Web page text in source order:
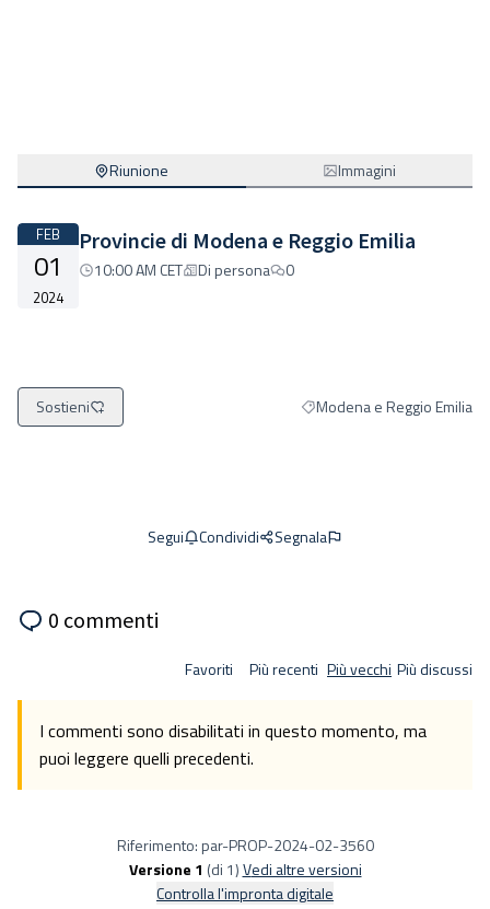
Riunione Immagini
FEB
01
2024
Provincie di Modena e Reggio Emilia
10:00 AM CET Di persona 0
Sostieni Filtra i risultati per categoria:
Modena e Reggio Emilia
Segui Condividi Segnala
0 commenti
Favoriti Più recenti Più vecchi Più discussi
I commenti sono disabilitati in questo momento, ma
puoi leggere quelli precedenti.
Riferimento: par-PROP-2024-02-3560
Versione 1 (di 1) vedi altre versioni
Controlla l'impronta digitale